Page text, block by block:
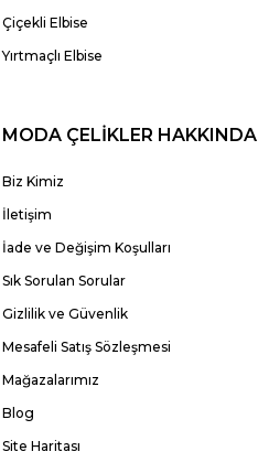
Çiçekli Elbise
Yırtmaçlı Elbise
MODA ÇELİKLER HAKKINDA
Biz Kimiz
İletişim
İade ve Değişim Koşulları
Sık Sorulan Sorular
Gizlilik ve Güvenlik
Mesafeli Satış Sözleşmesi
Mağazalarımız
Blog
Site Haritası